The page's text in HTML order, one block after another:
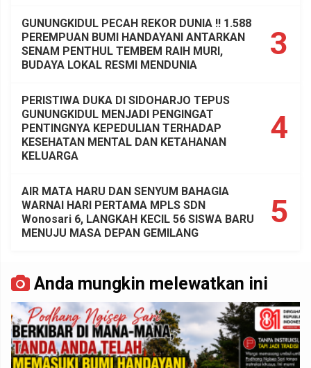
3
GUNUNGKIDUL PECAH REKOR DUNIA !! 1.588
PEREMPUAN BUMI HANDAYANI ANTARKAN
SENAM PENTHUL TEMBEM RAIH MURI,
BUDAYA LOKAL RESMI MENDUNIA
4
PERISTIWA DUKA DI SIDOHARJO TEPUS
GUNUNGKIDUL MENJADI PENGINGAT
PENTINGNYA KEPEDULIAN TERHADAP
KESEHATAN MENTAL DAN KETAHANAN
KELUARGA
5
AIR MATA HARU DAN SENYUM BAHAGIA
WARNAI HARI PERTAMA MPLS SDN
Wonosari 6, LANGKAH KECIL 56 SISWA BARU
MENUJU MASA DEPAN GEMILANG
Anda mungkin melewatkan ini